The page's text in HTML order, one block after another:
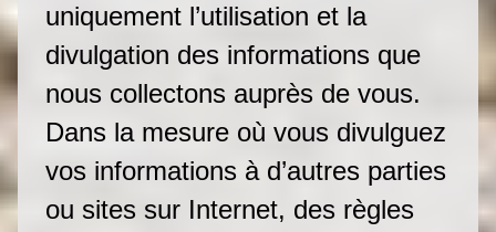
uniquement l’utilisation et la
divulgation des informations que
nous collectons auprès de vous.
Dans la mesure où vous divulguez
vos informations à d’autres parties
ou sites sur Internet, des règles